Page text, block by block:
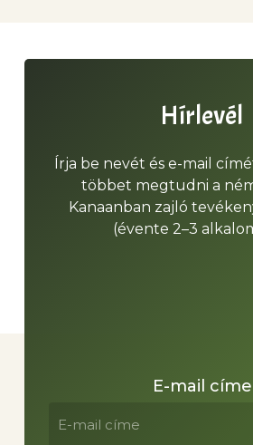
Hírlevél
Írja be nevét és e-mail
többet megtudni a
Kanaanban zajló
(évente 2–3
E-mail címe